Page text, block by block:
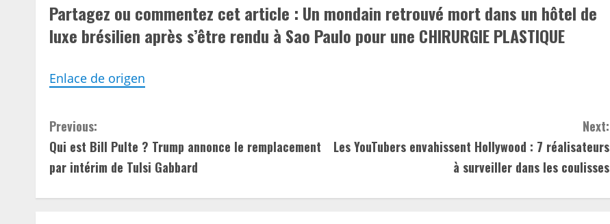
Partagez ou commentez cet article : Un mondain retrouvé mort dans un hôtel de
luxe brésilien après s’être rendu à Sao Paulo pour une CHIRURGIE PLASTIQUE
Enlace de origen
C
o
Previous:
Qui est Bill Pulte ? Trump annonce le remplacement
par intérim de Tulsi Gabbard
Next:
Les YouTubers envahissent Hollywood : 7 réalisateurs
à surveiller dans les coulisses